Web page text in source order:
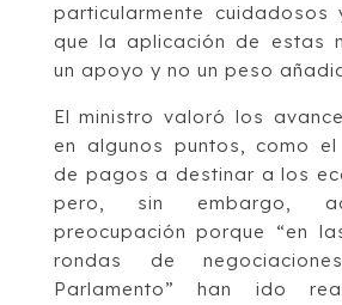
particularmente
que la aplicación de estas
un apoyo y no un peso
El ministro valoró los
en algunos puntos, como el
de pagos a destinar a los
pero, sin embargo,
preocupación porque “en
rondas de
Parlamento” han ido